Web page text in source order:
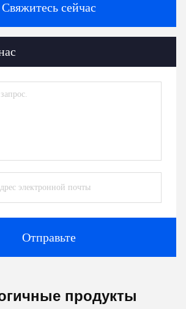
Свяжитесь сейчас
Отправьте
продукты